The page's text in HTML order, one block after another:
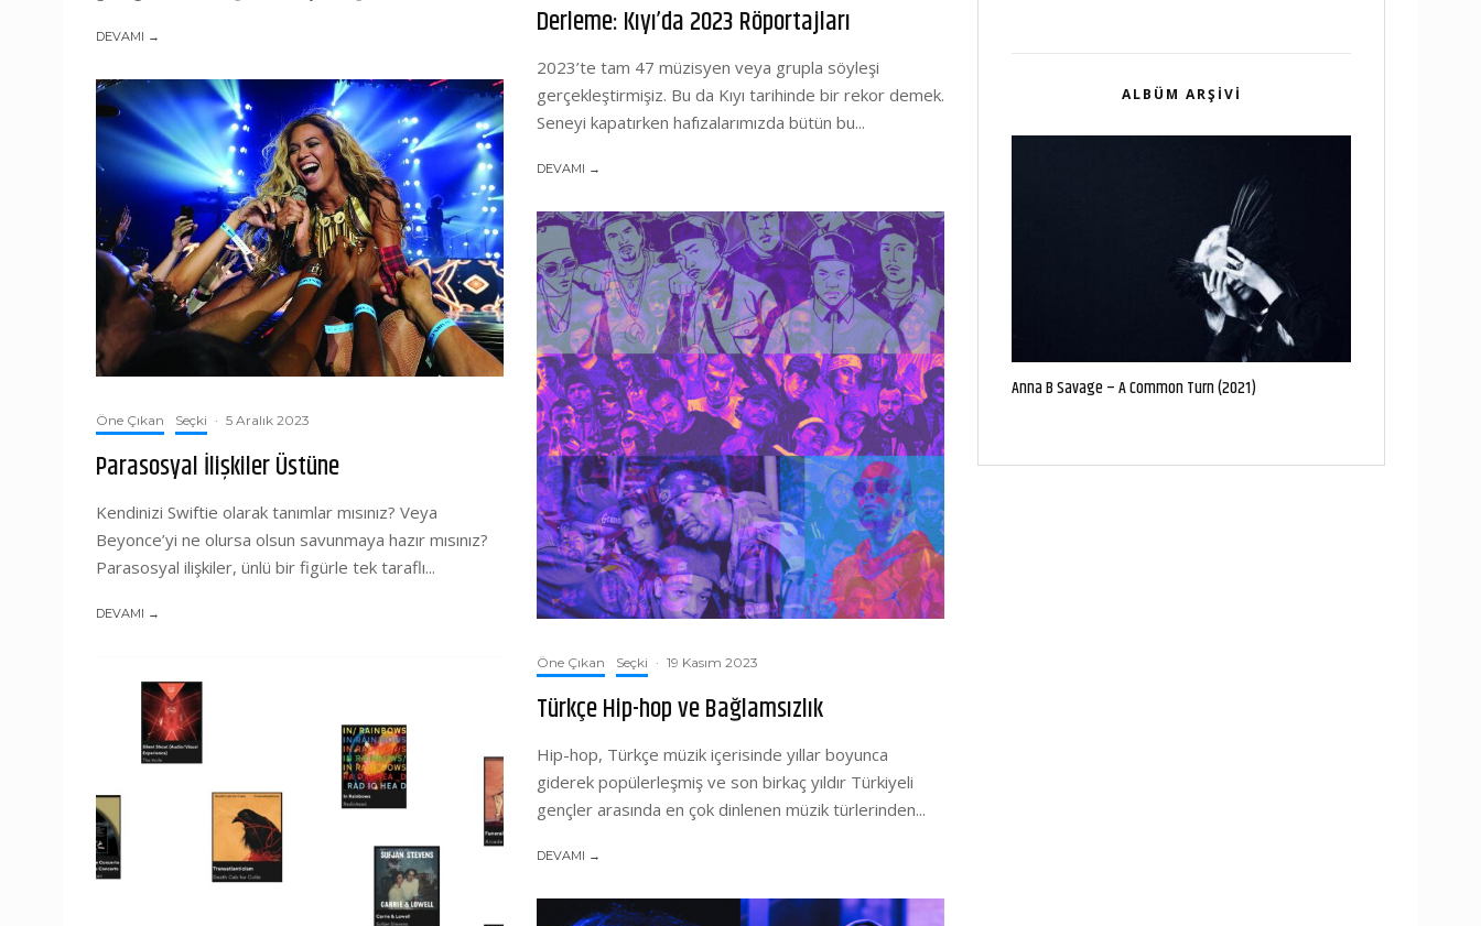
DEVAMI →
Öne Çıkan Seçki · 5 Aralık 2023
Parasosyal İlişkiler Üstüne
Kendinizi Swiftie olarak tanımlar mısınız? Veya
Beyonce’yi ne olursa olsun savunmaya hazır mısınız?
Parasosyal ilişkiler, ünlü bir figürle tek taraflı...
DEVAMI →
Derleme: Kıyı’da 2023 Röportajları
2023’te tam 47 müzisyen veya grupla söyleşi
gerçekleştirmişiz. Bu da Kıyı tarihinde bir rekor demek.
Seneyi kapatırken hafızalarımızda bütün bu...
DEVAMI →
Öne Çıkan Seçki · 19 Kasım 2023
Türkçe Hip-hop ve Bağlamsızlık
Hip-hop, Türkçe müzik içerisinde yıllar boyunca
giderek popülerleşmiş ve son birkaç yıldır Türkiyeli
gençler arasında en çok dinlenen müzik türlerinden...
DEVAMI →
ALBÜM ARŞIVI
Anna B Savage – A Common Turn (2021)